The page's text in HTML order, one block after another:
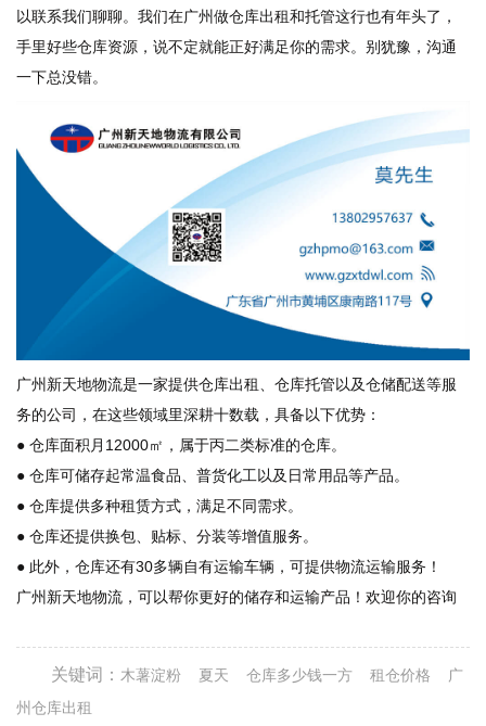
以联系我们聊聊。我们在广州做仓库出租和托管这行也有年头了，
手里好些仓库资源，说不定就能正好满足你的需求。别犹豫，沟通
一下总没错。
广州新天地物流是一家提供仓库出租、仓库托管以及仓储配送等服
务的公司，在这些领域里深耕十数载，具备以下优势：
● 仓库面积月12000㎡，属于丙二类标准的仓库。
● 仓库可储存起常温食品、普货化工以及日常用品等产品。
● 仓库提供多种租赁方式，满足不同需求。
● 仓库还提供换包、贴标、分装等增值服务。
● 此外，仓库还有30多辆自有运输车辆，可提供物流运输服务！
广州新天地物流，可以帮你更好的储存和运输产品！欢迎你的咨询
关键词： 木薯淀粉 夏天 仓库多少钱一方 租仓价格
广
州仓库出租